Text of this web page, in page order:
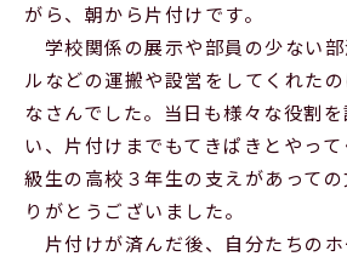
よくあるご質問 個
採用情報
Official SNS
がら、朝から片付けです。
学校関係の展示や部員の少ない
ルなどの運搬や設営をしてくれた
なさんでした。当日も様々な役割
い、片付けまでもてきぱきとやっ
級生の高校３年生の支えがあって
りがとうございました。
片付けが済んだ後、自分たちの